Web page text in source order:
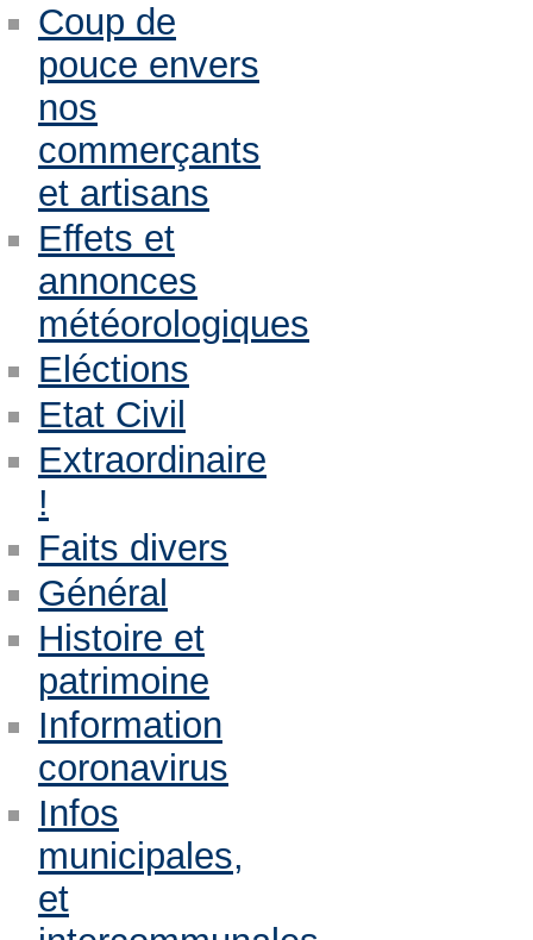
Coup de
pouce envers
nos
commerçants
et artisans
Effets et
annonces
météorologiques
Eléctions
Etat Civil
Extraordinaire
!
Faits divers
Général
Histoire et
patrimoine
Information
coronavirus
Infos
municipales,
et